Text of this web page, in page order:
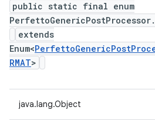
public static final enum
extends
Enum<
RMAT>
java.lang.Object